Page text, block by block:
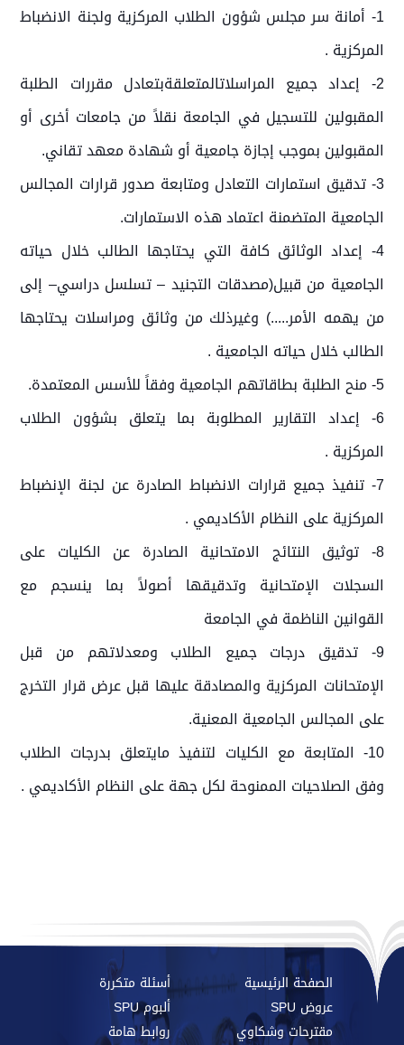
1- أمانة سر مجلس شؤون الطلاب المركزية ولجنة الانضباط
المركزية .
2- إعداد جميع المراسلاتالمتعلقةبتعادل مقررات الطلبة
المقبولين للتسجيل في الجامعة نقلاً من جامعات أخرى أو
المقبولين بموجب إجازة جامعية أو شهادة معهد تقاني.
3- تدقيق استمارات التعادل ومتابعة صدور قرارات المجالس
الجامعية المتضمنة اعتماد هذه الاستمارات.
4- إعداد الوثائق كافة التي يحتاجها الطالب خلال حياته
الجامعية من قبيل(مصدقات التجنيد – تسلسل دراسي– إلى
من يهمه الأمر.....) وغيرذلك من وثائق ومراسلات يحتاجها
الطالب خلال حياته الجامعية .
5- منح الطلبة بطاقاتهم الجامعية وفقاً للأسس المعتمدة.
6- إعداد التقارير المطلوبة بما يتعلق بشؤون الطلاب
المركزية .
7- تنفيذ جميع قرارات الانضباط الصادرة عن لجنة الإنضباط
المركزية على النظام الأكاديمي .
8- توثيق النتائج الامتحانية الصادرة عن الكليات على
السجلات الإمتحانية وتدقيقها أصولاً بما ينسجم مع
القوانين الناظمة في الجامعة
9- تدقيق درجات جميع الطلاب ومعدلاتهم من قبل
الإمتحانات المركزية والمصادقة عليها قبل عرض قرار التخرج
على المجالس الجامعية المعنية.
10- المتابعة مع الكليات لتنفيذ مايتعلق بدرجات الطلاب
وفق الصلاحيات الممنوحة لكل جهة على النظام الأكاديمي .
الصفحة الرئيسية
أسئلة متكررة
عروض SPU
ألبوم SPU
مقترحات وشكاوي
روابط هامة